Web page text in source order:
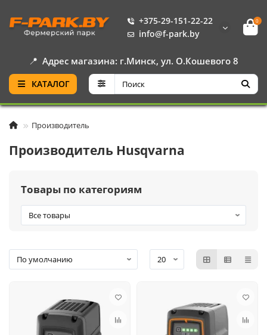
+375-29-151-22-22
info@f-park.by
0
📍 Адрес магазина: г.Минск, ул. О.Кошевого 8
КАТАЛОГ
Производитель
Производитель Husqvarna
Товары по категориям